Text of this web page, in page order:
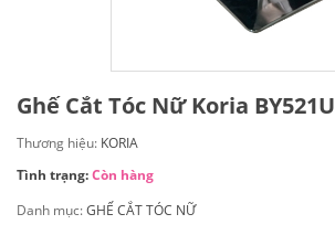
Ghế Cắt Tóc Nữ Koria BY521U
Thương hiệu: KORIA
Tình trạng:Còn hàng
Danh mục:GHẾ CẮT TÓC NỮ